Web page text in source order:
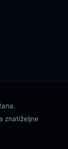
znatiželjne